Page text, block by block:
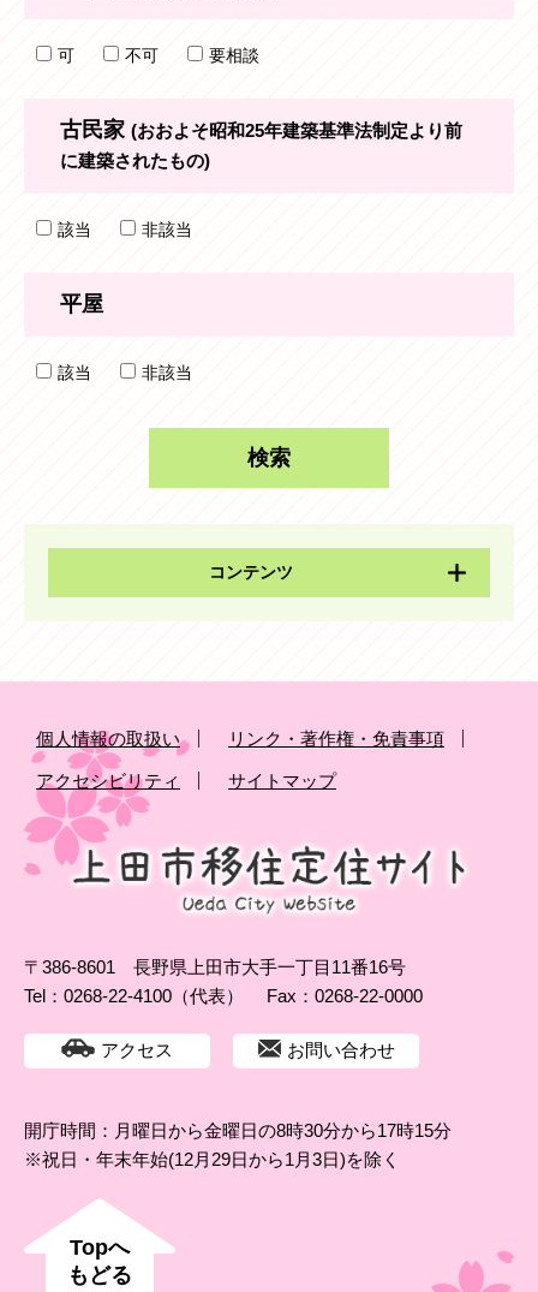
可 不可 要相談
古民家 (おおよそ昭和25年建築基準法制定より前
に建築されたもの)
該当 非該当
平屋
該当 非該当
コンテンツ
Topへ
もどる
個人情報の取扱い リンク・著作権・免責事項
アクセシビリティ サイトマップ
〒386-8601 長野県上田市大手一丁目11番16号
Tel：0268-22-4100（代表）
Fax：0268-22-0000
アクセス お問い合わせ
開庁時間：月曜日から金曜日の8時30分から17時15分
※祝日・年末年始(12月29日から1月3日)を除く